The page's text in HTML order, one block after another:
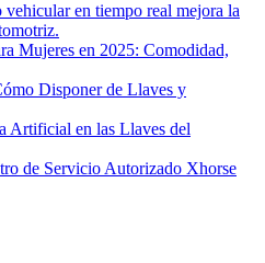
vehicular en tiempo real mejora la
Mujeres en 2025: Comodidad,
Disponer de Llaves y
Artificial en las Llaves del
de Servicio Autorizado Xhorse